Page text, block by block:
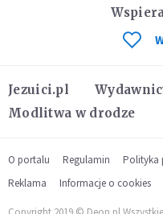
Jezuici.pl
Modlitwa w drodze
O portalu Regulamin Polityka
Reklama
Informacje o cookies